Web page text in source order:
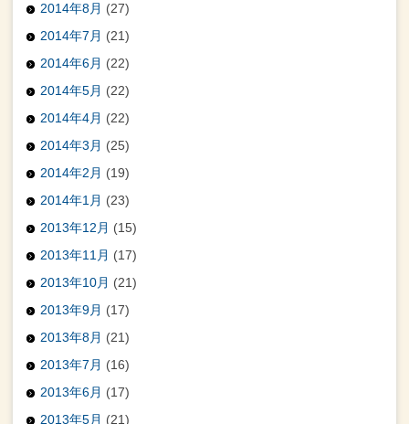
2014年8月 (27)
2014年7月 (21)
2014年6月 (22)
2014年5月 (22)
2014年4月 (22)
2014年3月 (25)
2014年2月 (19)
2014年1月 (23)
2013年12月 (15)
2013年11月 (17)
2013年10月 (21)
2013年9月 (17)
2013年8月 (21)
2013年7月 (16)
2013年6月 (17)
2013年5月 (21)